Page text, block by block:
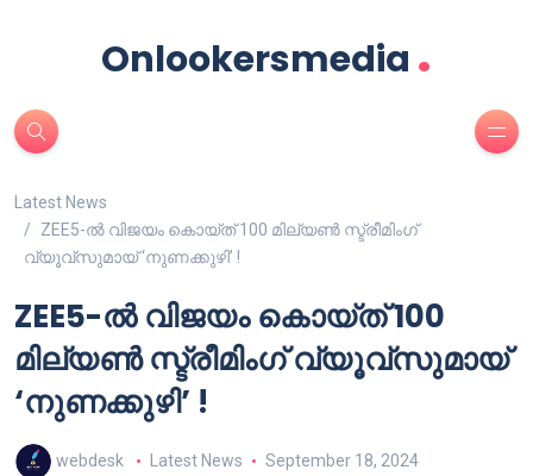
Onlookersmedia .
Latest News
ZEE5-ൽ വിജയം കൊയ്ത് 100 മില്യൺ സ്ട്രീമിം​ഗ്
വ്യൂവ്സുമായ് ‘നുണക്കുഴി’ !
ZEE5-ൽ വിജയം കൊയ്ത് 100
മില്യൺ സ്ട്രീമിം​ഗ് വ്യൂവ്സുമായ്
‘നുണക്കുഴി’ !
webdesk Latest News September 18, 2024